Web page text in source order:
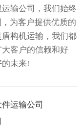
输公司，我们始终
为客户提供优质的
构机运输，我们都
客户的信赖和好
未来!
运输公司